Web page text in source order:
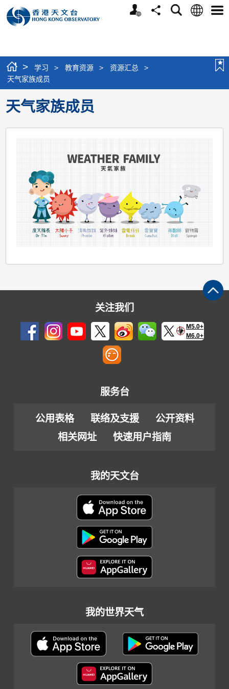
个
分
搜
语
选
> 学习 > 教育资源 > 资源汇总
>
天气家族成员
天气家族成员
关注我们
M5.0+
M6.0+
服务台
公用表格 联络及支援
公开资料
相关网址
快速用户指南
我的天文台
我的世界天气